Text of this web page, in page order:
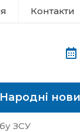
Контакти
Народні
ЗСУ